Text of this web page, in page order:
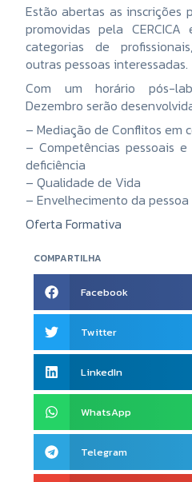
COMPARTILHA
Facebook
Twitter
LinkedIn
WhatsApp
Telegram
Estão abertas as inscrições
promovidas pela
categorias de
outras pessoas interessadas.
Com um horário pós-
Dezembro serão
– Mediação de Conflitos em
– Competências pessoais
deficiência
– Qualidade de Vida
– Envelhecimento da
Oferta Formativa